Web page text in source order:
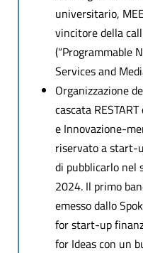
universitario,
vincitore della
(“Programmable
Services and
Organizzazione
cascata
e Innovazione-
riservato a start-
di pubblicarlo nel
2024. Il primo
emesso dallo
for start-up
for Ideas con un